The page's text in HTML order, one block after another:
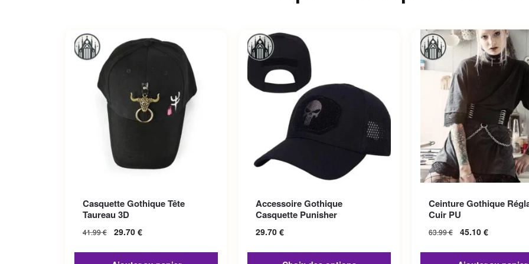
Casquette Gothique Tête
Taureau 3D
41.99€ 29.70 €
Accessoire Gothique
Casquette Punisher
29.70 €
Les options peuvent être choisies
Ceinture Gothique
Cuir PU
63.99€ 45.10 €